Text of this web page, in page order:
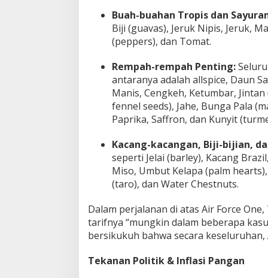
Buah-buahan Tropis dan
Biji (guavas), Jeruk Nipis, Jeruk,
(peppers), dan Tomat.
Rempah-rempah Penting:
antaranya adalah allspice, Daun
Manis, Cengkeh, Ketumbar,
fennel seeds), Jahe, Bunga Pala
Paprika, Saffron, dan Kunyit
Kacang-kacangan, Biji-bijian,
seperti Jelai (barley), Kacang
Miso, Umbut Kelapa (palm
(taro), dan Water Chestnuts.
Dalam perjalanan di atas Air Force
tarifnya “mungkin dalam beberapa
bersikukuh bahwa secara keseluruhan,
Tekanan Politik & Inflasi Pangan